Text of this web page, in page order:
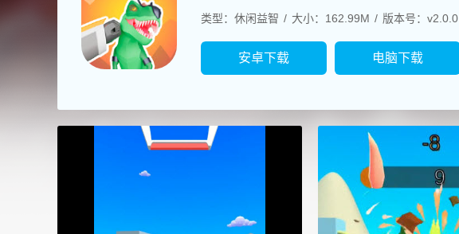
类型：休闲益智 大小：162.99M 版本号：v2.0.0
安卓下载 电脑下载